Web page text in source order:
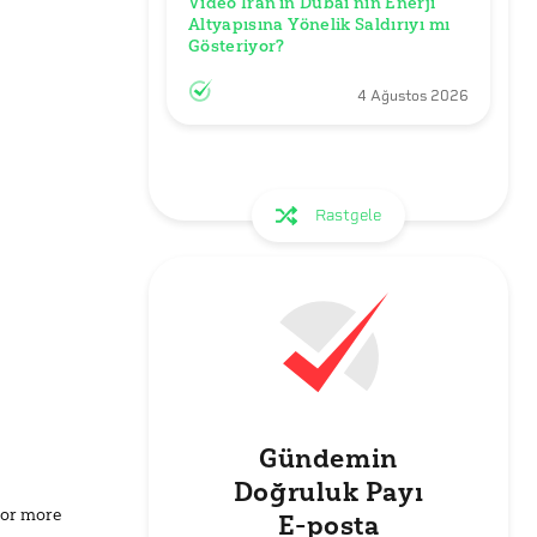
more
Altyapısına Yönelik Saldırıyı mı
Gösteriyor?
4 Ağustos 2026
Rastgele
Gündemin
Doğruluk Payı
E-posta